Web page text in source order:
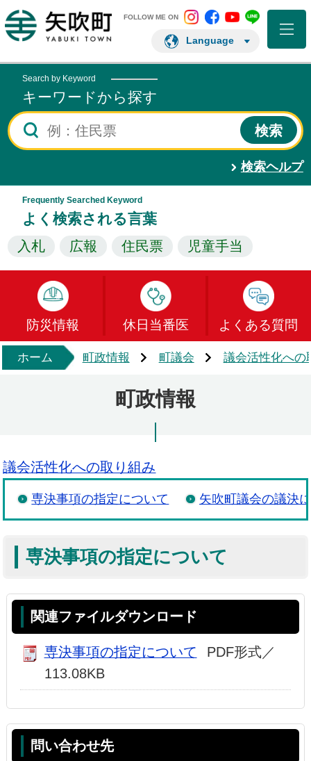
矢吹町ホームページ
FOLLOW ME ON 矢吹町 Instagram
矢吹町矢吹町矢吹町
Language
Search by Keyword
キーワードから探す
検索ヘルプ
Frequently Searched Keyword
よく検索される言葉
入札 広報 住民票 児童手当
防災情報 休日当番医 よくある質問
ホーム 町政情報 町議会 議会活性化への
町政情報
議会活性化への取り組み
専決事項の指定について 矢吹町議会の議決
専決事項の指定について
関連ファイルダウンロード
専決事項の指定について
PDF形式／
113.08KB
問い合わせ先